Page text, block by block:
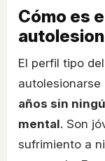
Cómo es
El perfil tipo
autolesionarse
años sin
mental. Son
sufrimiento a